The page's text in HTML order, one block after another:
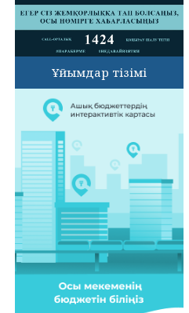
Ұйымдар тізімі